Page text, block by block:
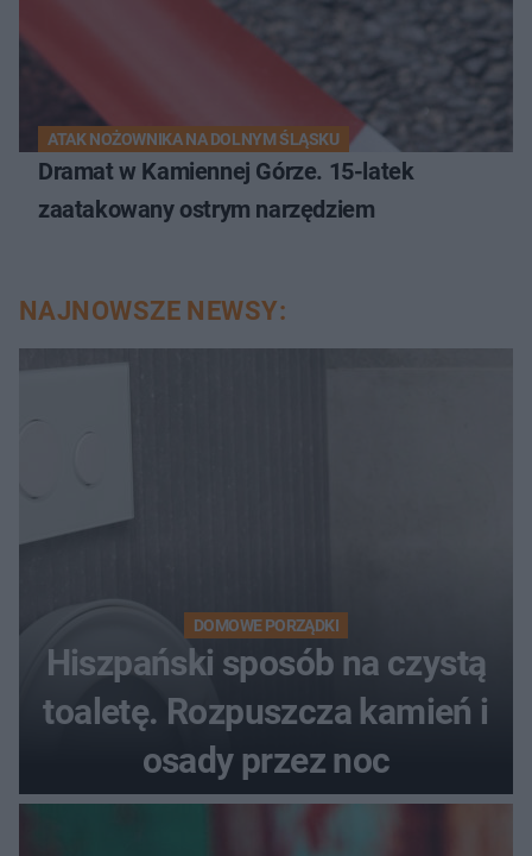
ATAK NOŻOWNIKA NA DOLNYM ŚLĄSKU
Dramat w Kamiennej Górze. 15-latek
zaatakowany ostrym narzędziem
NAJNOWSZE NEWSY:
DOMOWE PORZĄDKI
Hiszpański sposób na czystą
toaletę. Rozpuszcza kamień i
osady przez noc